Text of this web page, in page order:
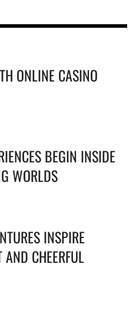
ONLINE CASINO
BEGIN INSIDE
WORLDS
INSPIRE
AND CHEERFUL